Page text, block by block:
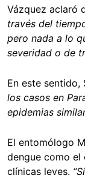
Vázquez aclaró
través del
pero nada a lo
severidad o de
En este sentido,
los casos en
epidemias
El entomólogo
dengue como el
clínicas leves.